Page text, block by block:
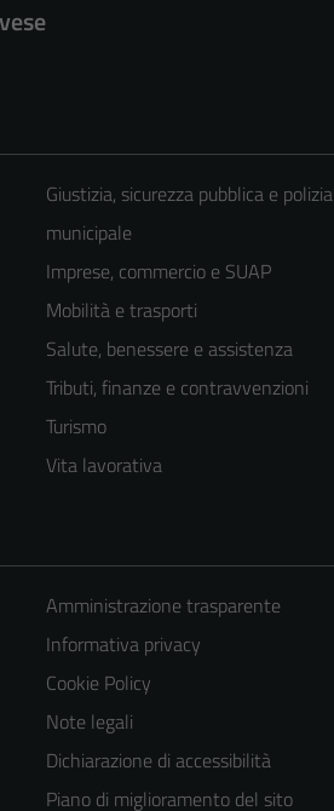
Giustizia, sicurezza pubblica e polizia
municipale
Imprese, commercio e SUAP
Mobilità e trasporti
Salute, benessere e assistenza
Tributi, finanze e contravvenzioni
Turismo
Vita lavorativa
Amministrazione trasparente
Informativa privacy
Cookie Policy
Note legali
Dichiarazione di accessibilità
Piano di miglioramento del sito